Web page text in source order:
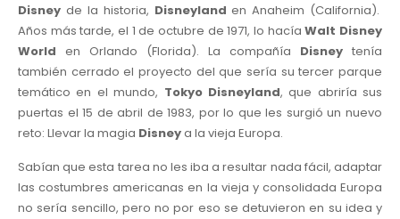
Disney de la historia, Disneyland en Anaheim (California).
Años más tarde, el 1 de octubre de 1971, lo hacíaWalt Disney
World en Orlando (Florida). La compañía Disney tenía
también cerrado el proyecto del que sería su tercer parque
temático en el mundo, Tokyo Disneyland, que abriría sus
puertas el 15 de abril de 1983, por lo que les surgió un nuevo
reto: Llevar la magia Disneya la vieja Europa.
Sabían que esta tarea no les iba a resultar nada fácil, adaptar
las costumbres americanas en la vieja y consolidada Europa
no sería sencillo, pero no por eso se detuvieron en su idea y